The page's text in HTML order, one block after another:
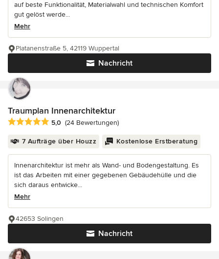
auf beste Funktionalität, Materialwahl und technischen Komfort
gut gelöst werde...
Mehr
Nachricht
Platanenstraße 5, 42119 Wuppertal
Traumplan Innenarchitektur
Durchschnittliche Bewertung: 5 von 5 Sternen
5,0 (24 Bewertungen)
7 Aufträge über Houzz Kostenlose Erstberatung
Innenarchitektur ist mehr als Wand- und Bodengestaltung. Es
ist das Arbeiten mit einer gegebenen Gebäudehülle und die
sich daraus entwicke...
Mehr
Nachricht
42653 Solingen